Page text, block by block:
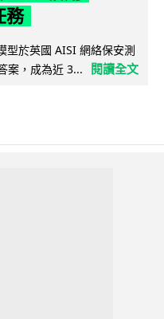
務
於英國 AISI 網絡保安測
案，成為近 3...
閱讀全文